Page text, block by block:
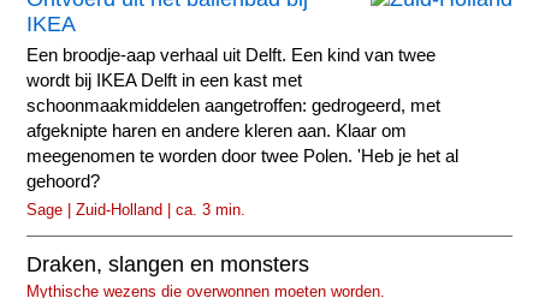
IKEA
Een broodje-aap verhaal uit Delft. Een kind van twee
wordt bij IKEA Delft in een kast met
schoonmaakmiddelen aangetroffen: gedrogeerd, met
afgeknipte haren en andere kleren aan. Klaar om
meegenomen te worden door twee Polen. 'Heb je het al
gehoord?
Sage | Zuid-Holland | ca. 3 min.
Draken, slangen en monsters
Mythische wezens die overwonnen moeten worden.